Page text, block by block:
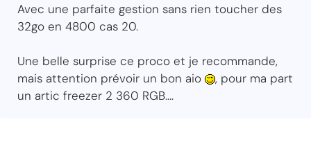
Avec une parfaite gestion sans rien toucher des
32go en 4800 cas 20.
Une belle surprise ce proco et je recommande,
mais attention prévoir un bon aio
, pour ma part
un artic freezer 2 360 RGB....